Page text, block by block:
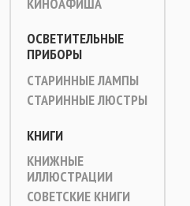
ОСВЕТИТЕЛЬНЫЕ
ПРИБОРЫ
СТАРИННЫЕ ЛАМПЫ
СТАРИННЫЕ ЛЮСТРЫ
КНИГИ
КНИЖНЫЕ
ИЛЛЮСТРАЦИИ
СОВЕТСКИЕ КНИГИ